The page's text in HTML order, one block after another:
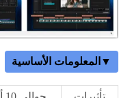
▼المعلومات الأساسية